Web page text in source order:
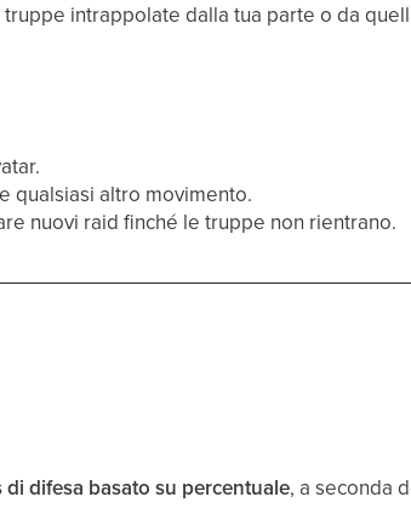
intrappolate dalla tua parte o da
qualsiasi altro movimento.
nuovi raid finché le truppe non rientrano.
di difesa basato su percentuale, a seconda